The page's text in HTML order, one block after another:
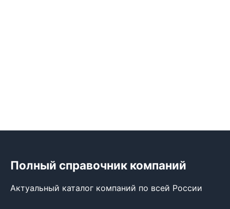
Полный справочник компаний
Актуальный каталог компаний по всей России